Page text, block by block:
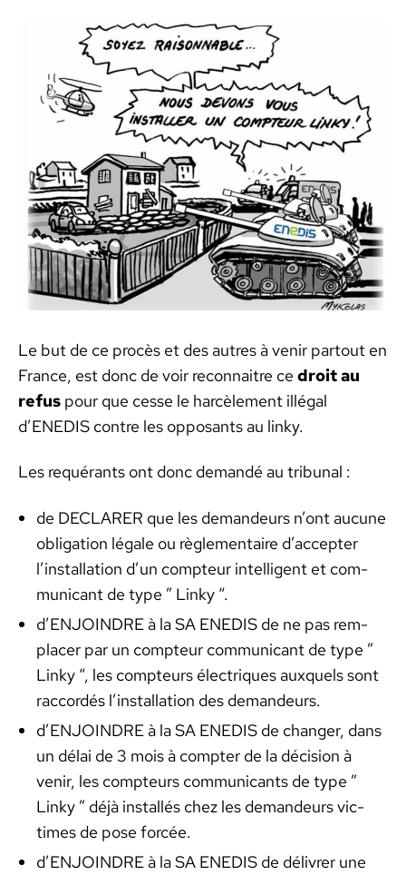
Le but de ce procès et des autres à venir partout en
France, est donc de voir recon­naitre cedroit au
refus pour que cesse le har­cèle­ment illé­gal
d’ENEDIS con­tre les opposants au linky.
Les requérants ont donc demandé au tri­bunal :
de DECLARER que les deman­deurs n’ont aucune
oblig­a­tion légale ou règle­men­taire d’ac­cepter
l’in­stal­la­tion d’un comp­teur intel­li­gent et com­
mu­ni­cant de type ” Linky “.
d’ENJOINDRE à la SA ENEDIS de ne pas rem­
plac­er par un comp­teur com­mu­ni­cant de type ”
Linky “, les comp­teurs élec­triques aux­quels sont
rac­cordés l’in­stal­la­tion des deman­deurs.
d’ENJOINDRE à la SA ENEDIS de chang­er, dans
un délai de 3 mois à compter de la déci­sion à
venir, les comp­teurs com­mu­ni­cants de type ”
Linky ” déjà instal­lés chez les deman­deurs vic­
times de pose for­cée.
d’ENJOINDRE à la SA ENEDIS de délivr­er une